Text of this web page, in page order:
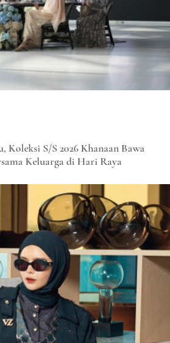
Koleksi S/S 2026 Khanaan Bawa
Keluarga di Hari Raya